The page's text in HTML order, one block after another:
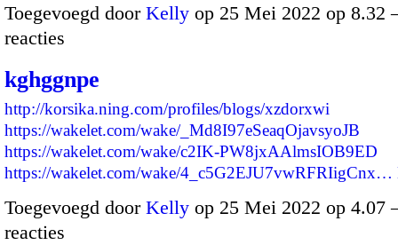
Toegevoegd door Kelly op 25 Mei 2022 op 8.32
reacties
kghggnpe
http://korsika.ning.com/profiles/blogs/xzdorxwi
https://wakelet.com/wake/_Md8I97eSeaqOjavsyoJB
https://wakelet.com/wake/c2IK-PW8jxAAlmsIOB9ED
https://wakelet.com/wake/4_c5G2EJU7vwRFRIigCnx…
Toegevoegd door Kelly op 25 Mei 2022 op 4.07
reacties